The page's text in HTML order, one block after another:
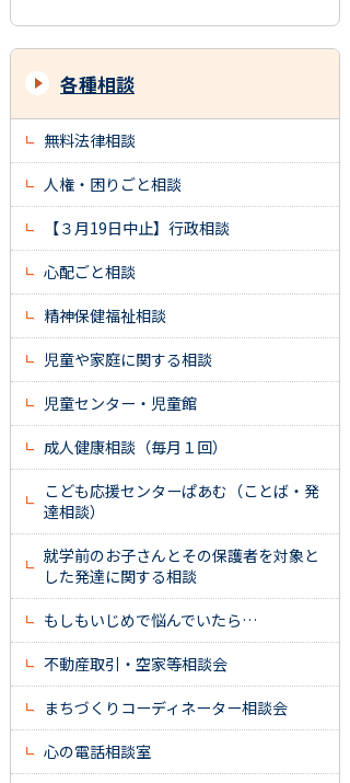
各種相談
無料法律相談
人権・困りごと相談
【３月19日中止】行政相談
心配ごと相談
精神保健福祉相談
児童や家庭に関する相談
児童センター・児童館
成人健康相談（毎月１回）
こども応援センターぱあむ（ことば・発
達相談）
就学前のお子さんとその保護者を対象と
した発達に関する相談
もしもいじめで悩んでいたら…
不動産取引・空家等相談会
まちづくりコーディネーター相談会
心の電話相談室